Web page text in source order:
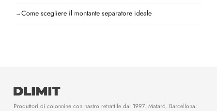
Come scegliere il montante separatore ideale
Produttori di colonnine con nastro retrattile dal 1997. Mataró, Barcellona.